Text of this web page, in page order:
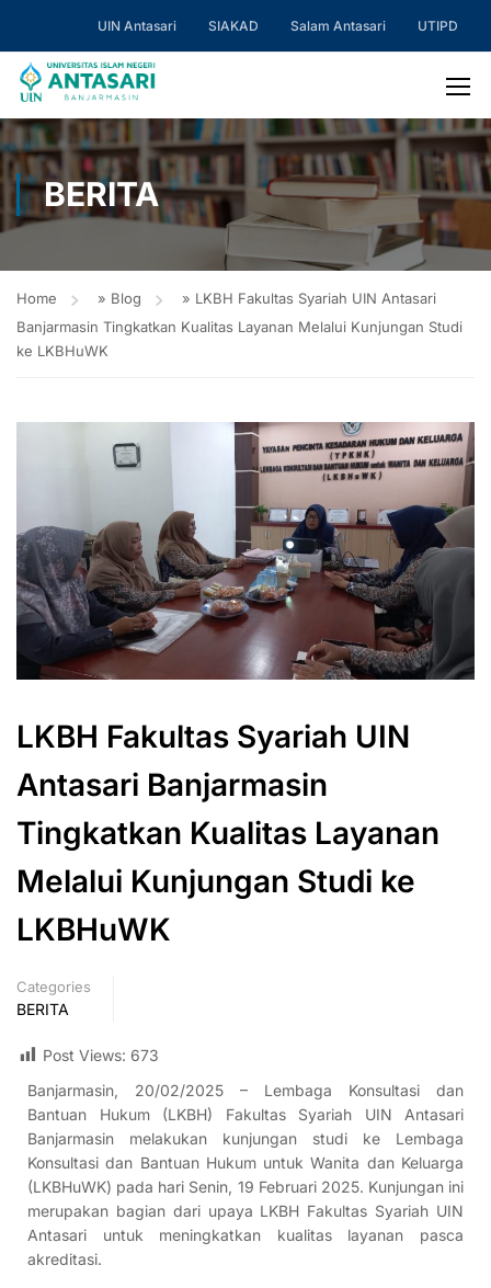
UIN Antasari SIAKAD Salam Antasari UTIPD
BERITA
Home » Blog » LKBH Fakultas Syariah UIN Antasari
Banjarmasin Tingkatkan Kualitas Layanan Melalui Kunjungan Studi
ke LKBHuWK
LKBH Fakultas Syariah UIN
Antasari Banjarmasin
Tingkatkan Kualitas Layanan
Melalui Kunjungan Studi ke
LKBHuWK
Categories
BERITA
Post Views: 673
Banjarmasin, 20/02/2025 – Lembaga Konsultasi dan
Bantuan Hukum (LKBH) Fakultas Syariah UIN Antasari
Banjarmasin melakukan kunjungan studi ke Lembaga
Konsultasi dan Bantuan Hukum untuk Wanita dan Keluarga
(LKBHuWK) pada hari Senin, 19 Februari 2025. Kunjungan ini
merupakan bagian dari upaya LKBH Fakultas Syariah UIN
Antasari untuk meningkatkan kualitas layanan pasca
akreditasi.